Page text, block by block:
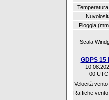
Temperatura
Pioggia
Scala
GDPS 15
00 UTC
Velocità vento
Raffiche vento